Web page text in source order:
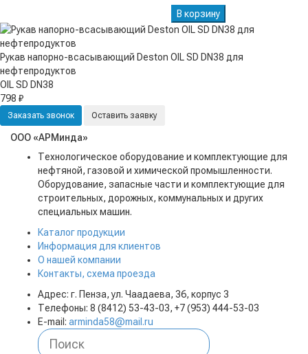
В корзину
Рукав напорно-всасывающий Deston OIL SD DN38 для
нефтепродуктов
OIL SD DN38
798 ₽
Заказать звонок Оставить заявку
ООО «АРМинда»
Технологическое оборудование и комплектующие для
нефтяной, газовой и химической промышленности.
Оборудование, запасные части и комплектующие для
строительных, дорожных, коммунальных и других
специальных машин.
Каталог продукции
Информация для клиентов
О нашей компании
Контакты, схема проезда
Адрес: г. Пенза, ул. Чаадаева, 36, корпус 3
Телефоны: 8 (8412) 53-43-03, +7 (953) 444-53-03
E-mail: arminda58@mail.ru